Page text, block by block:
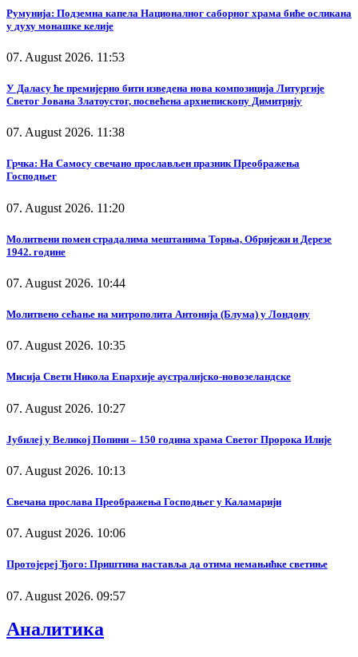
Румунија: Подземна капела Националног саборног храма биће осликана
у духу монашке келије
07. August 2026. 11:53
У Даласу ће премијерно бити изведена нова композиција Литургије
Светог Јована Златоустог, посвећена архиепископу Димитрију
07. August 2026. 11:38
Грчка: На Самосу свечано прослављен празник Преображења
Господњег
07. August 2026. 11:20
Молитвени помен страдалима мештанима Торња, Обријежи и Дерезе
1942. године
07. August 2026. 10:44
Молитвено сећање на митрополита Антонија (Блума) у Лондону
07. August 2026. 10:35
Мисија Свети Никола Епархије аустралијско-новозеландске
07. August 2026. 10:27
Јубилеј у Великој Попини – 150 година храма Светог Пророка Илије
07. August 2026. 10:13
Свечана прослава Преображења Господњег у Каламарији
07. August 2026. 10:06
Протојереј Ђого: Приштина наставља да отима немањићке светиње
07. August 2026. 09:57
Аналитика